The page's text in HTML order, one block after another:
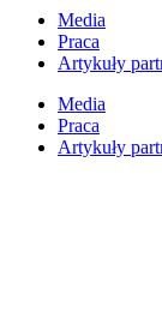
Przejdź
treści
Media
Praca
Artykuły
Media
Praca
Artykuły